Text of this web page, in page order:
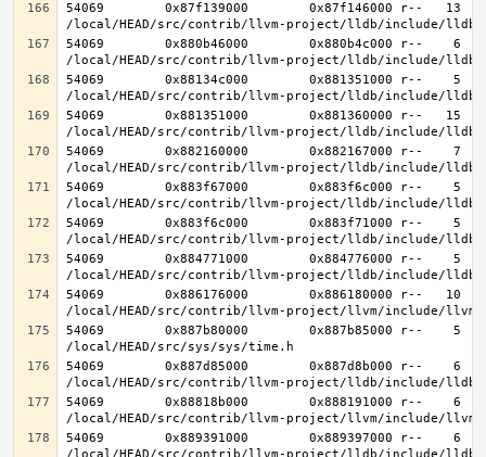
54069        0x87f139000        0x87f146000 r--   13
54069        0x880b46000        0x880b4c000 r--    6
54069        0x88134c000        0x881351000 r--    5
54069        0x881351000        0x881360000 r--   15
54069        0x882160000        0x882167000 r--    7
54069        0x883f67000        0x883f6c000 r--    5
54069        0x883f6c000        0x883f71000 r--    5
54069        0x884771000        0x884776000 r--    5
54069        0x886176000        0x886180000 r--   10
54069        0x887b80000        0x887b85000 r--    5
54069        0x887d85000        0x887d8b000 r--    6
54069        0x88818b000        0x888191000 r--    6
54069        0x889391000        0x889397000 r--    6